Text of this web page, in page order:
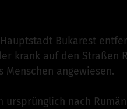
Bukarest
krank auf den Straßen
angewiesen.
ursprünglich nach